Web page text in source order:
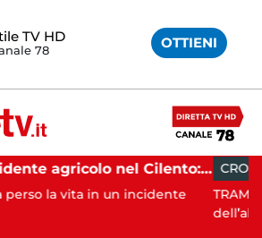
TV HD
78 OTTIENI
Incidente agricolo nel Cilento: trattore si ribalta, muore 71enne CRONACA 15:14
TRAMONTI. Si è conclusa